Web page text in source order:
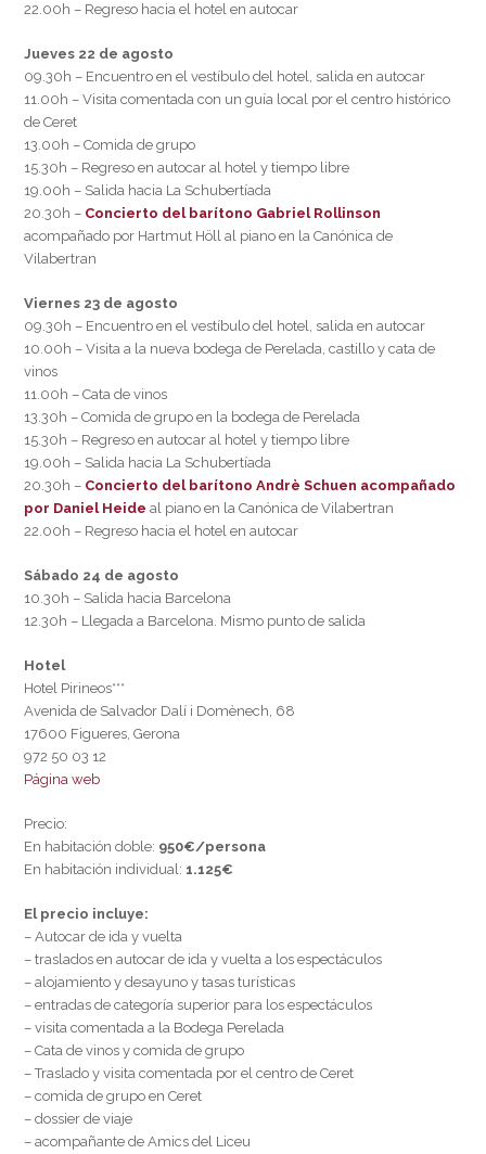
22.00h – Regreso hacia el hotel en autocar
Jueves 22 de agosto
09.30h – Encuentro en el vestíbulo del hotel, salida en autocar
11.00h – Visita comentada con un guía local por el centro histórico
de Ceret
13.00h – Comida de grupo
15.30h – Regreso en autocar al hotel y tiempo libre
19.00h – Salida hacia La Schubertíada
20.30h – Concierto del barítono Gabriel Rollinson
acompañado por Hartmut Höll al piano en la Canónica de
Vilabertran
Viernes 23 de agosto
09.30h – Encuentro en el vestíbulo del hotel, salida en autocar
10.00h – Visita a la nueva bodega de Perelada, castillo y cata de
vinos
11.00h – Cata de vinos
13.30h – Comida de grupo en la bodega de Perelada
15.30h – Regreso en autocar al hotel y tiempo libre
19.00h – Salida hacia La Schubertíada
20.30h – Concierto del barítono Andrè Schuen acompañado
por Daniel Heide al piano en la Canónica de Vilabertran
22.00h – Regreso hacia el hotel en autocar
Sábado 24 de agosto
10.30h – Salida hacia Barcelona
12.30h – Llegada a Barcelona. Mismo punto de salida
Hotel
Hotel Pirineos***
Avenida de Salvador Dalí i Domènech, 68
17600 Figueres, Gerona
972 50 03 12
Página web
Precio:
En habitación doble: 950€/persona
En habitación individual: 1.125€
El precio incluye:
– Autocar de ida y vuelta
– traslados en autocar de ida y vuelta a los espectáculos
– alojamiento y desayuno y tasas turísticas
– entradas de categoría superior para los espectáculos
– visita comentada a la Bodega Perelada
– Cata de vinos y comida de grupo
– Traslado y visita comentada por el centro de Ceret
– comida de grupo en Ceret
– dossier de viaje
– acompañante de Amics del Liceu